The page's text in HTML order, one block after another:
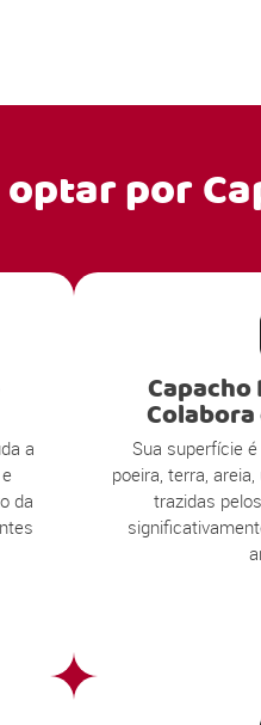
optar por
a
da
Sua superfície
poeira, terra,
trazidas